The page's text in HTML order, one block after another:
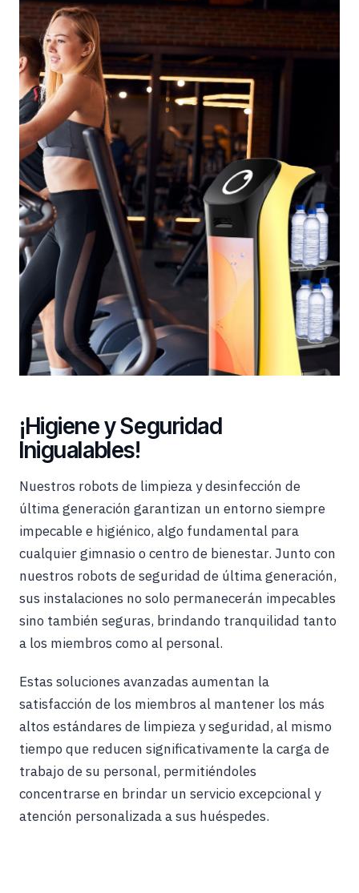
¡Higiene y Seguridad
Inigualables!
Nuestros robots de limpieza y desinfección de
última generación garantizan un entorno siempre
impecable e higiénico, algo fundamental para
cualquier gimnasio o centro de bienestar. Junto con
nuestros robots de seguridad de última generación,
sus instalaciones no solo permanecerán impecables
sino también seguras, brindando tranquilidad tanto
a los miembros como al personal.
Estas soluciones avanzadas aumentan la
satisfacción de los miembros al mantener los más
altos estándares de limpieza y seguridad, al mismo
tiempo que reducen significativamente la carga de
trabajo de su personal, permitiéndoles
concentrarse en brindar un servicio excepcional y
atención personalizada a sus huéspedes.